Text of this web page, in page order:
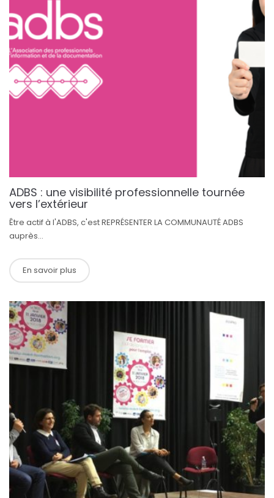
ADBS : une visibilité professionnelle tournée
vers l’extérieur
Être actif à l'ADBS, c'est REPRÉSENTER LA COMMUNAUTÉ ADBS
auprès...
En savoir plus